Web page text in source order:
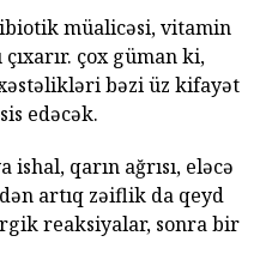
müalicəsi, vitamin
çıxarır. çox güman ki,
bəzi üz kifayət
edəcək.
qarın ağrısı, eləcə
artıq zəiflik da qeyd
reaksiyalar, sonra bir